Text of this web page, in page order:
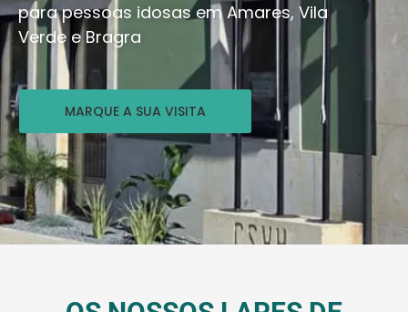
para pessoas idosas em Amares, Vila
Verde e Bragra
MARQUE A SUA VISITA